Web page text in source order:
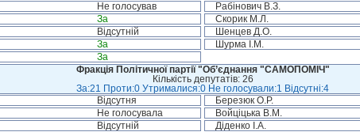
Не голосував Рабінович В.З.
За Скорик М.Л.
Відсутній Шенцев Д.О.
За Шурма І.М.
За
Фракція Політичної партії "Об’єднання "САМОПОМІЧ"
Кількість депутатів: 26
За:21 Проти:0 Утрималися:0 Не голосували:1 Відсутні:4
Відсутня Березюк О.Р.
Не голосувала Войціцька В.М.
Відсутній Діденко І.А.